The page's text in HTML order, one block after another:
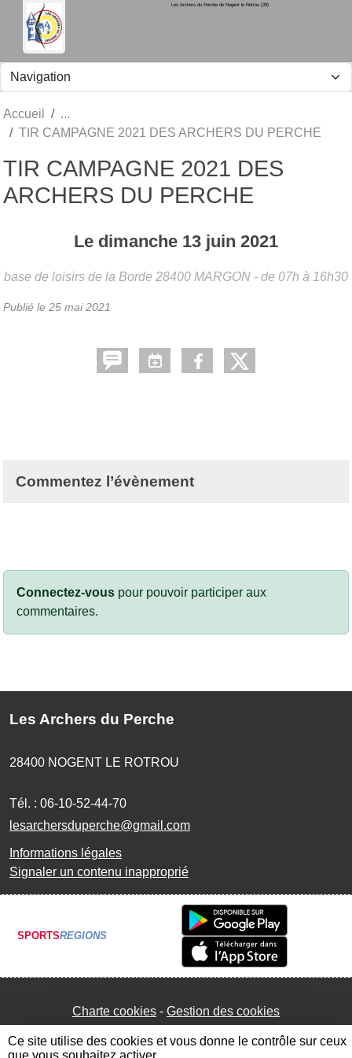
Les Archers du Perche de Nogent le Rotrou (28)
Accueil
TIR CAMPAGNE 2021 DES ARCHERS DU PERCHE
TIR CAMPAGNE 2021 DES
ARCHERS DU PERCHE
Le dimanche 13 juin 2021
base de loisirs de la Borde 28400 MARGON - de 07h à 16h30
Publié le 25 mai 2021
Commentez l’évènement
Connectez-vous pour pouvoir participer aux
commentaires.
Les Archers du Perche
28400 NOGENT LE ROTROU
Tél. : 06-10-52-44-70
lesarchersduperche@gmail.com
Informations légales
Signaler un contenu inapproprié
SPORTSREGIONS
Charte cookies Gestion des cookies
Panneau de gestion des cookies
Ce site utilise des cookies et vous donne le contrôle sur ceux
que vous souhaitez activer